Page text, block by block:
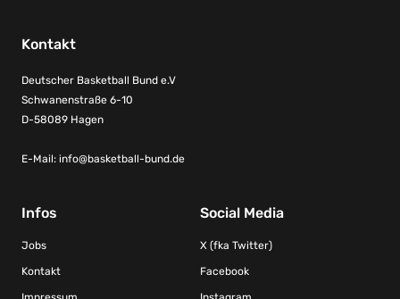
Kontakt
Deutscher Basketball Bund e.V
Schwanenstraße 6-10
D-58089 Hagen
E-Mail: info@basketball-bund.de
Infos
Jobs
Kontakt
Social Media
X (fka Twitter)
Facebook